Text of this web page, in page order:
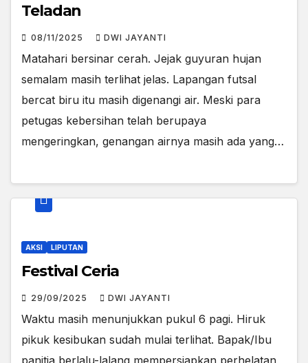
Teladan
08/11/2025 DWI JAYANTI
Matahari bersinar cerah. Jejak guyuran hujan
semalam masih terlihat jelas. Lapangan futsal
bercat biru itu masih digenangi air. Meski para
petugas kebersihan telah berupaya
mengeringkan, genangan airnya masih ada yang…
AKSI LIPUTAN
Festival Ceria
29/09/2025 DWI JAYANTI
Waktu masih menunjukkan pukul 6 pagi. Hiruk
pikuk kesibukan sudah mulai terlihat. Bapak/Ibu